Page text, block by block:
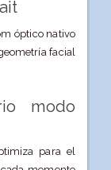
óptico nativo
facial
modo
para el